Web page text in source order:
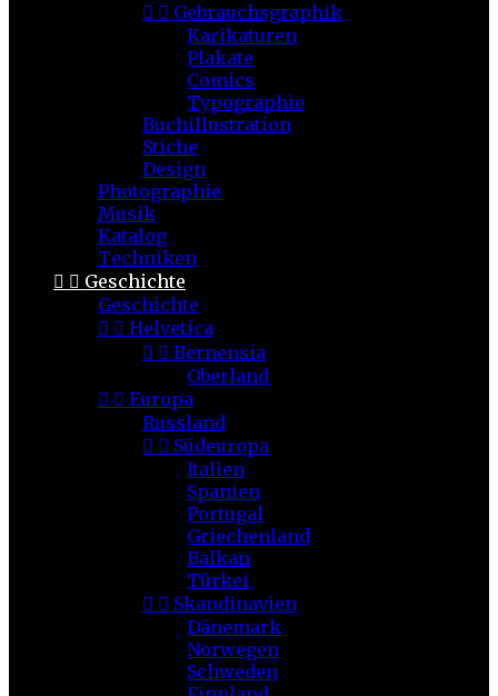
  Gebrauchsgraphik
Karikaturen
Plakate
Comics
Typographie
Buchillustration
Stiche
Design
Photographie
Musik
Katalog
Techniken
  Geschichte
Geschichte
  Helvetica
  Bernensia
Oberland
  Europa
Russland
  Südeuropa
Italien
Spanien
Portugal
Griechenland
Balkan
Türkei
  Skandinavien
Dänemark
Norwegen
Schweden